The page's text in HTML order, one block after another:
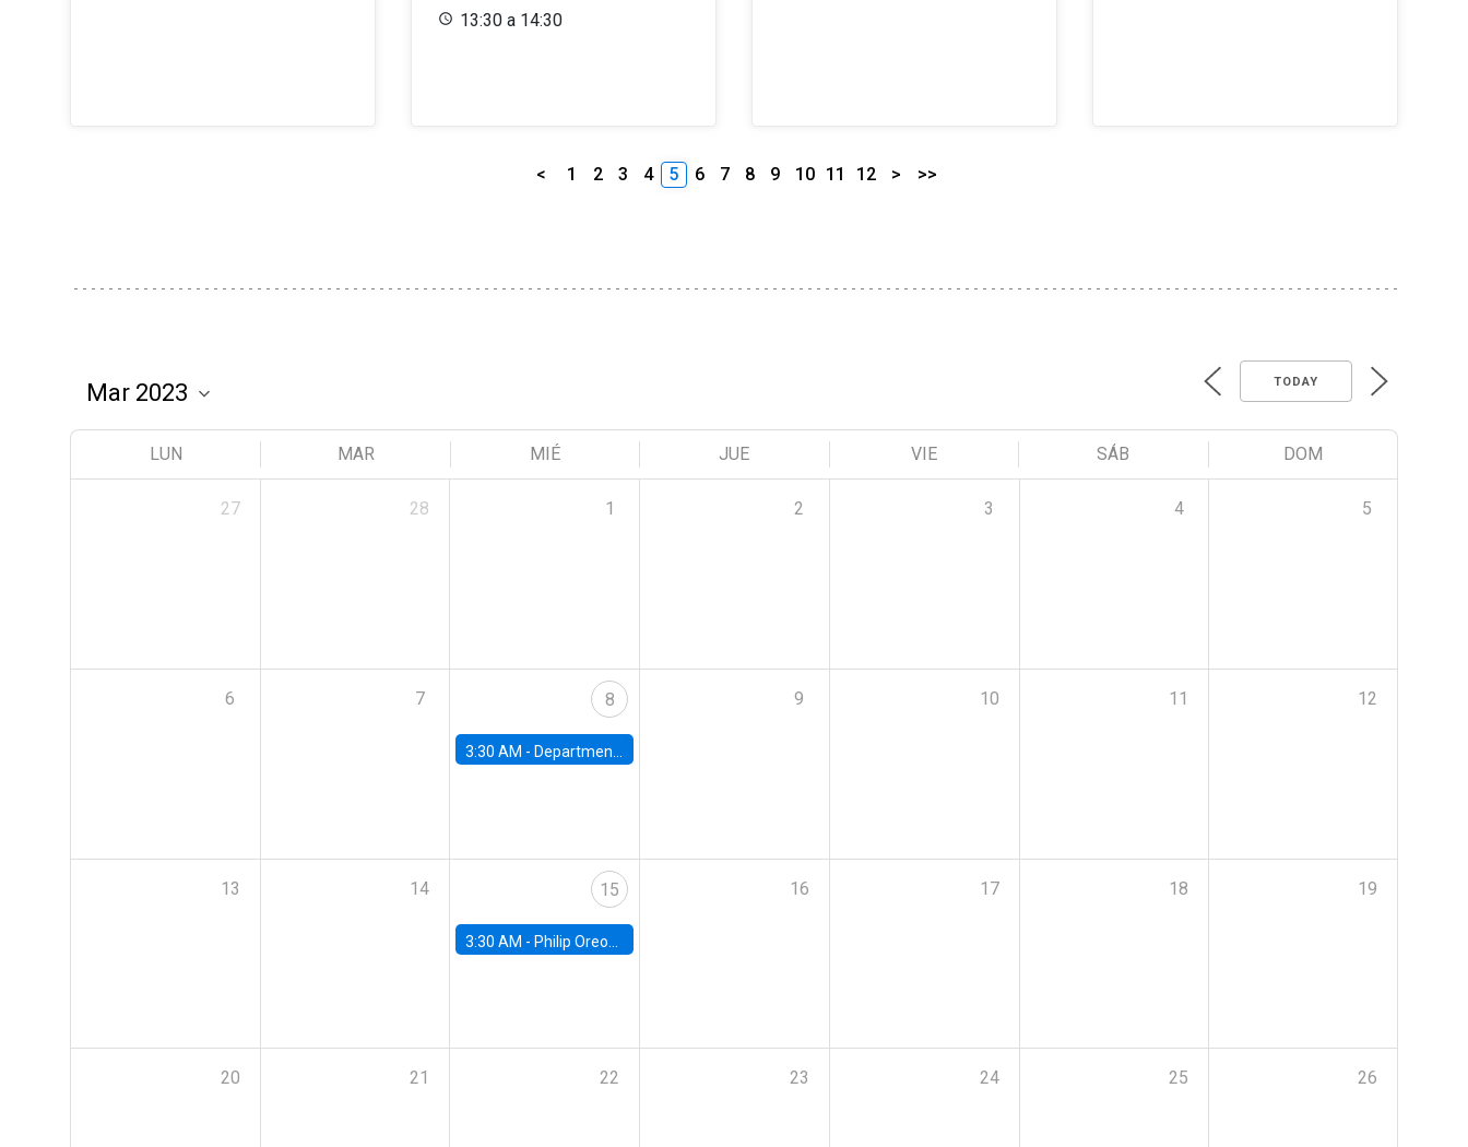
13:30 a 14:30
< 1 2 3 4 5 6 7 8 9 10 11 12 > >>
TODAY
LUN MAR MIÉ JUE VIE SÁB DOM
27 28 1 2 3 4 5
6 7 8
3:30 AM - Department Seminar: James Robinson
9 10 11 12
13 14 15
3:30 AM - Philip Oreopolous, University of Toronto
16 17 18 19
20 21 22 23 24 25 26